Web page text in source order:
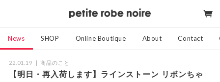
News SHOP Online Boutique About Contact
22.01.19 商品のこと
【明日・再入荷します】ラインストーン リボンちゃ